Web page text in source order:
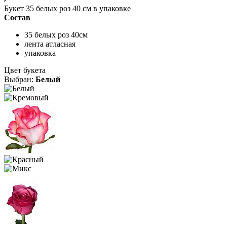
Букет 35 белых роз 40 см в упаковке
Состав
35 белых роз 40см
лента атласная
упаковка
Цвет букета
Выбран: Белый